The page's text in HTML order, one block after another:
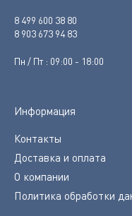
8 499 600 38 80
8 903 673 94 83
Пн / Пт : 09:00 - 18:00
Информация
Контакты
Доставка и оплата
О компании
Политика обработки